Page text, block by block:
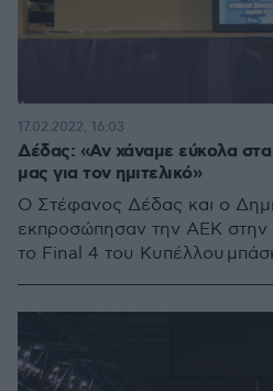
Δέδας: «Αν χάναμε εύκολα
μας για τον ημιτελικό»
Ο Στέφανος Δέδας και ο
εκπροσώπησαν την ΑΕΚ στην
το Final 4 του Κυπέλλου
17.02.2022, 16:03